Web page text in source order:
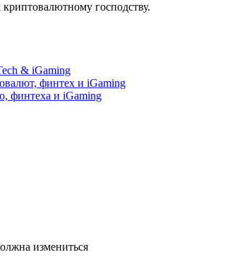
господству.
& iGaming
финтех и iGaming
финтеха и iGaming
измениться